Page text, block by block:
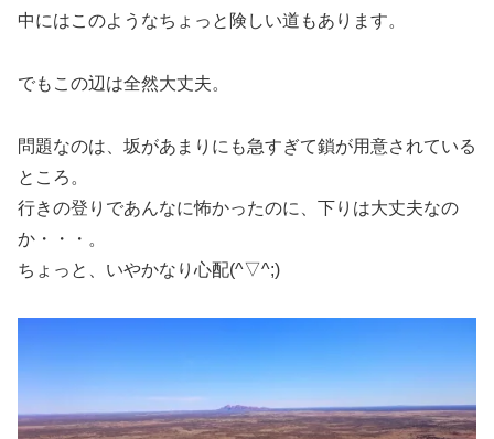
中にはこのようなちょっと険しい道もあります。
でもこの辺は全然大丈夫。
問題なのは、坂があまりにも急すぎて鎖が用意されている
ところ。
行きの登りであんなに怖かったのに、下りは大丈夫なの
か・・・。
ちょっと、いやかなり心配(^▽^;)